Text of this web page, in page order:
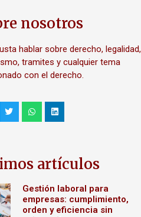
nosotros
hablar sobre derecho, legalidad,
tramites y cualquier tema
con el derecho.
artículos
Gestión laboral para
empresas: cumplimiento,
orden y eficiencia sin